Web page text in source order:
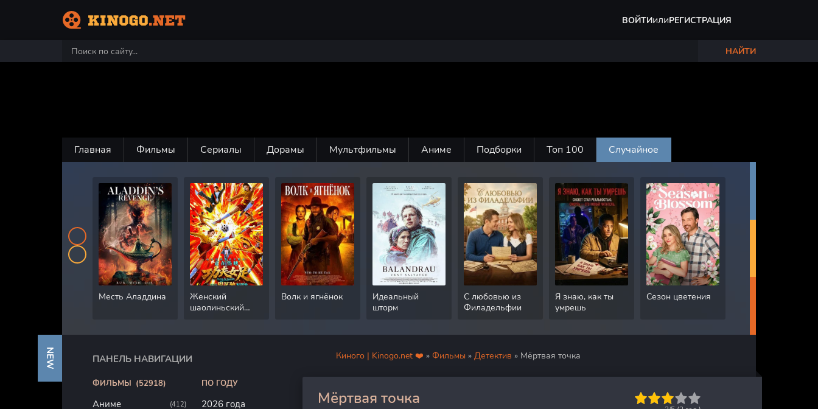
ВОЙТИилиРЕГИСТРАЦИЯ
НАЙТИ
Главная Фильмы Сериалы Дорамы Мультфильмы Аниме Подборки Топ 100 Случайное
Месть Аладдина
Женский
шаолиньский
Волк и ягнёнок
Идеальный
шторм
С любовью из
Филадельфии
Я знаю, как ты
умрешь
Сезон цветения
Киного | Kinogo.net ❤️ » Фильмы » Детектив » Мёртвая точка
Мёртвая точка
ПАНЕЛЬ НАВИГАЦИИ
NEW
ФИЛЬМЫ (52918)
Аниме (412)
ПО ГОДУ
2026 года